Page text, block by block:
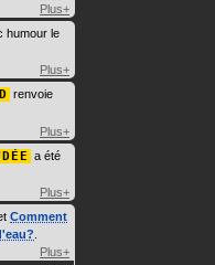
Plus+
humour le
Plus+
renvoie
Plus+
a été
Plus+
Comment
Plus+